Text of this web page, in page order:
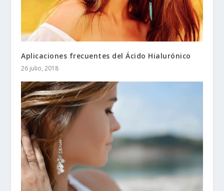
Aplicaciones frecuentes del Ácido Hialurónico
26 julio, 2018